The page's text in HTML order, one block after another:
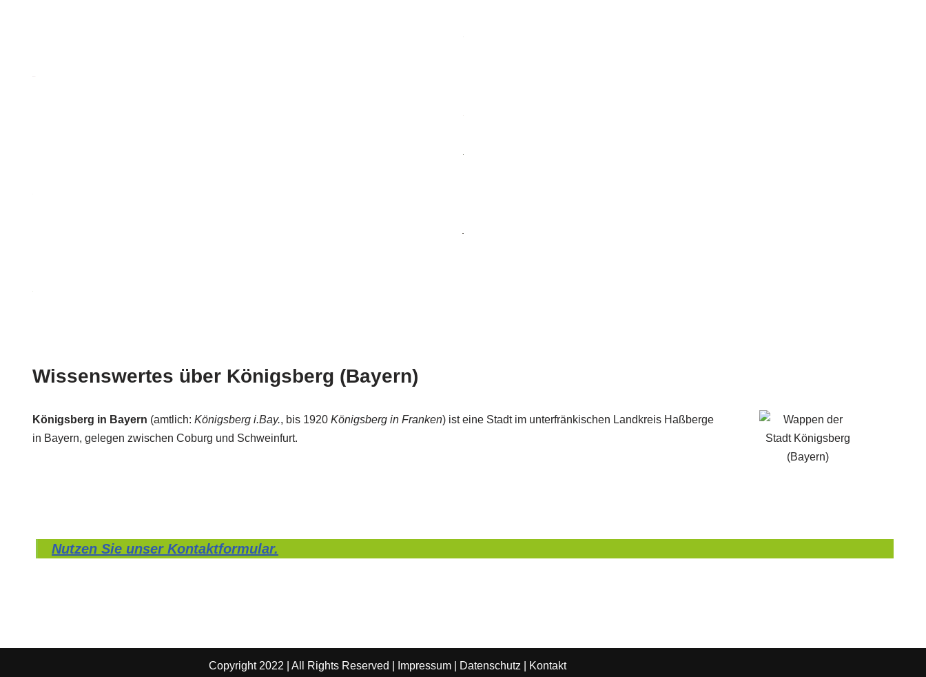
Wissenswertes über Königsberg (Bayern)
Königsberg in Bayern (amtlich: Königsberg i.Bay., bis 1920 Königsberg in Franken) ist eine Stadt im unterfränkischen Landkreis Haßberge
in Bayern, gelegen zwischen Coburg und Schweinfurt.
Nutzen Sie unser Kontaktformular.
Copyright 2022 | All Rights Reserved | Impressum Datenschutz Kontakt